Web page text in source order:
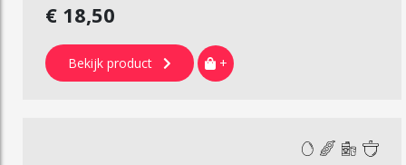
€ 18,50
Bekijk product +